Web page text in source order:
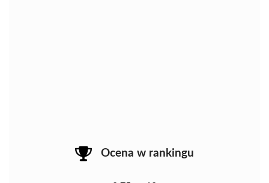
Ocena w rankingu